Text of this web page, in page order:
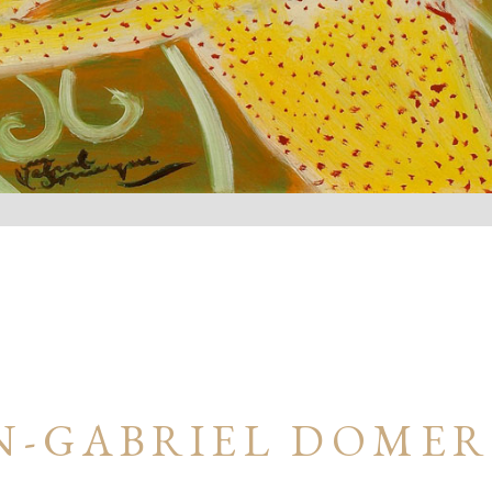
GABRIEL